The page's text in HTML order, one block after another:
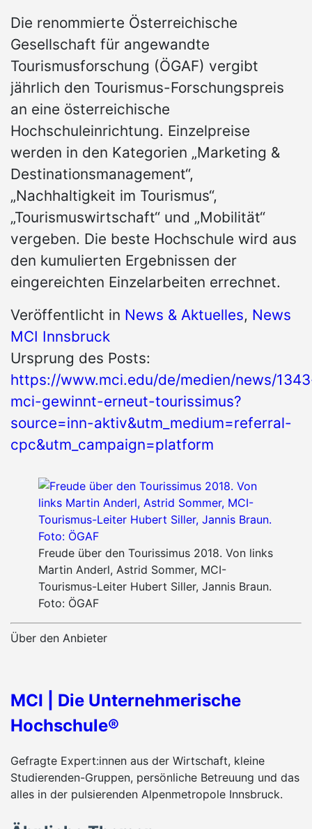
Die renommierte Österreichische
Gesellschaft für angewandte
Tourismusforschung (ÖGAF) vergibt
jährlich den Tourismus-Forschungspreis
an eine österreichische
Hochschuleinrichtung. Einzelpreise
werden in den Kategorien „Marketing &
Destinationsmanagement“,
„Nachhaltigkeit im Tourismus“,
„Tourismuswirtschaft“ und „Mobilität“
vergeben. Die beste Hochschule wird aus
den kumulierten Ergebnissen der
eingereichten Einzelarbeiten errechnet.
Veröffentlicht in News & Aktuelles, News
MCI Innsbruck
Ursprung des Posts:
https://www.mci.edu/de/medien/news/
mci-gewinnt-erneut-tourissimus?
source=inn-aktiv&utm_medium=referral-
cpc&utm_campaign=platform
Freude über den Tourissimus 2018. Von links
Martin Anderl, Astrid Sommer, MCI-
Tourismus-Leiter Hubert Siller, Jannis Braun.
Foto: ÖGAF
Über den Anbieter
MCI | Die Unternehmerische
Hochschule®
Gefragte Expert:innen aus der Wirtschaft, kleine
Studierenden-Gruppen, persönliche Betreuung und das
alles in der pulsierenden Alpenmetropole Innsbruck.